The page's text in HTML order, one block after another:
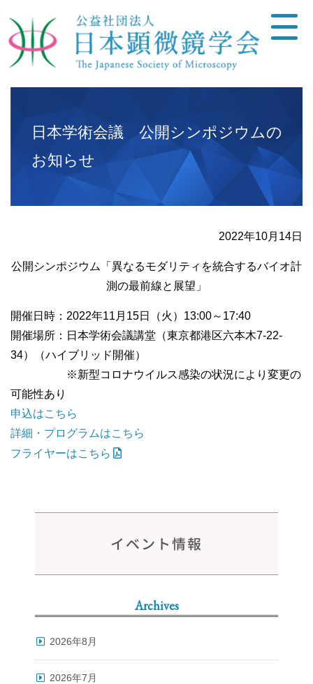
日本学術会議 公開シンポジウムの
お知らせ
2022年10月14日
公開シンポジウム「異なるモダリティを統合するバイオ計
測の最前線と展望」
開催日時：2022年11月15日（火）13:00～17:40
開催場所：日本学術会議講堂（東京都港区六本木7-22-
34）（ハイブリッド開催）
※新型コロナウイルス感染の状況により変更の
可能性あり
申込はこちら
詳細・プログラムはこちら
フライヤーはこちら
イベント情報
Archives
2026年8月
2026年7月